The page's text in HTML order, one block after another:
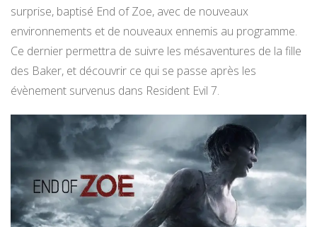
surprise, baptisé End of Zoe, avec de nouveaux
environnements et de nouveaux ennemis au programme.
Ce dernier permettra de suivre les mésaventures de la fille
des Baker, et découvrir ce qui se passe après les
évènement survenus dans Resident Evil 7.